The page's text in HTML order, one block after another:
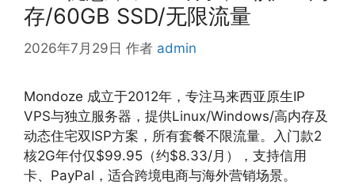
存/60GB SSD/无限流量
2026年7月29日 作者 admin
Mondoze 成立于2012年，专注马来西亚原生IP
VPS与独立服务器，提供Linux/Windows/高内存及
动态住宅双ISP方案，所有套餐不限流量。入门款2
核2G年付仅$99.95（约$8.33/月），支持信用
卡、PayPal，适合跨境电商与海外营销场景。